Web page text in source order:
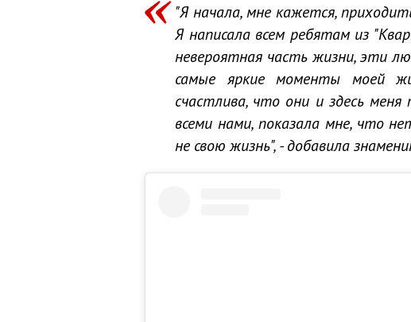
"Я начала, мне кажется,
Я написала всем ребятам из
невероятная часть жизни, эти
самые яркие моменты моей
счастлива, что они и здесь меня
всеми нами, показала мне, что
не свою жизнь", - добавила